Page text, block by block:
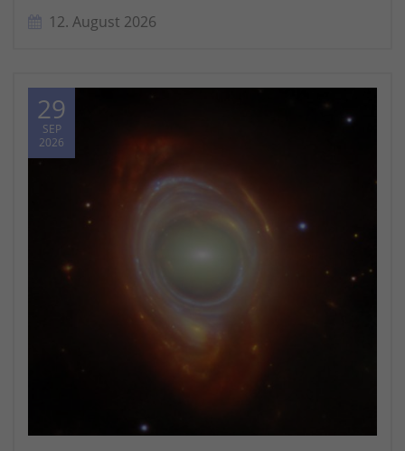
12. August 2026
29
SEP
2026